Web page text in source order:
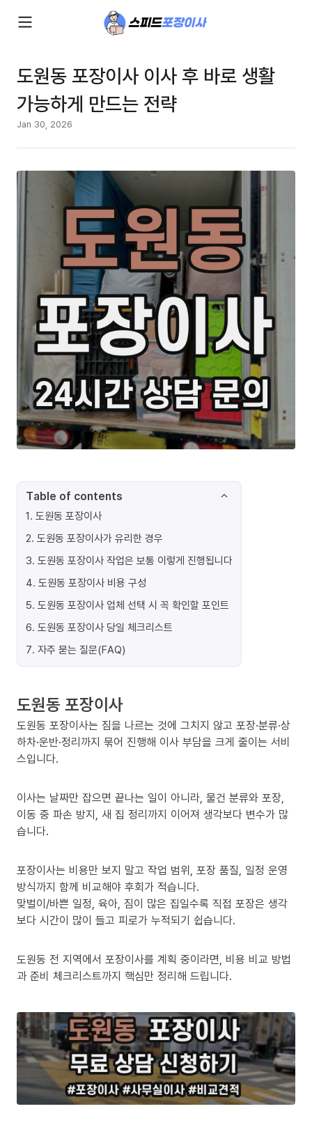
도원동 포장이사 이사 후 바로 생활
가능하게 만드는 전략
Jan 30, 2026
Table of contents
1. 도원동 포장이사
2. 도원동 포장이사가 유리한 경우
3. 도원동 포장이사 작업은 보통 이렇게 진행됩니다
4. 도원동 포장이사 비용 구성
5. 도원동 포장이사 업체 선택 시 꼭 확인할 포인트
6. 도원동 포장이사 당일 체크리스트
7. 자주 묻는 질문(FAQ)
도원동 포장이사
도원동 포장이사는 짐을 나르는 것에 그치지 않고 포장·분류·상
하차·운반·정리까지 묶어 진행해 이사 부담을 크게 줄이는 서비
스입니다.
이사는 날짜만 잡으면 끝나는 일이 아니라, 물건 분류와 포장,
이동 중 파손 방지, 새 집 정리까지 이어져 생각보다 변수가 많
습니다.
포장이사는 비용만 보지 말고 작업 범위, 포장 품질, 일정 운영
방식까지 함께 비교해야 후회가 적습니다.
맞벌이/바쁜 일정, 육아, 짐이 많은 집일수록 직접 포장은 생각
보다 시간이 많이 들고 피로가 누적되기 쉽습니다.
도원동 전 지역에서 포장이사를 계획 중이라면, 비용 비교 방법
과 준비 체크리스트까지 핵심만 정리해 드립니다.